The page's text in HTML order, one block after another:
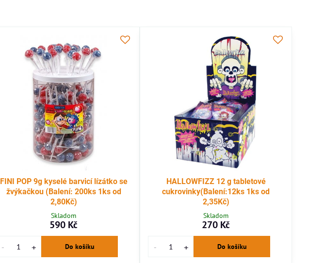
FINI POP 9g kyselé barvicí lízátko se
žvýkačkou (Balení: 200ks 1ks od
2,80Kč)
Skladom
590 Kč
Do košíku
HALLOWFIZZ 12 g tabletové
cukrovinky(Balení:12ks 1ks od
2,35Kč)
Skladom
270 Kč
Do košíku